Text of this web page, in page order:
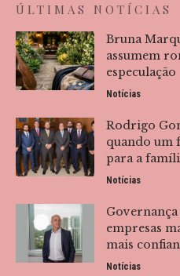
ÚLTIMAS NOTÍCIAS
Bruna
assumem
especulação
Notícias
Rodrigo
quando um
para a
Notícias
empresas
mais
Notícias